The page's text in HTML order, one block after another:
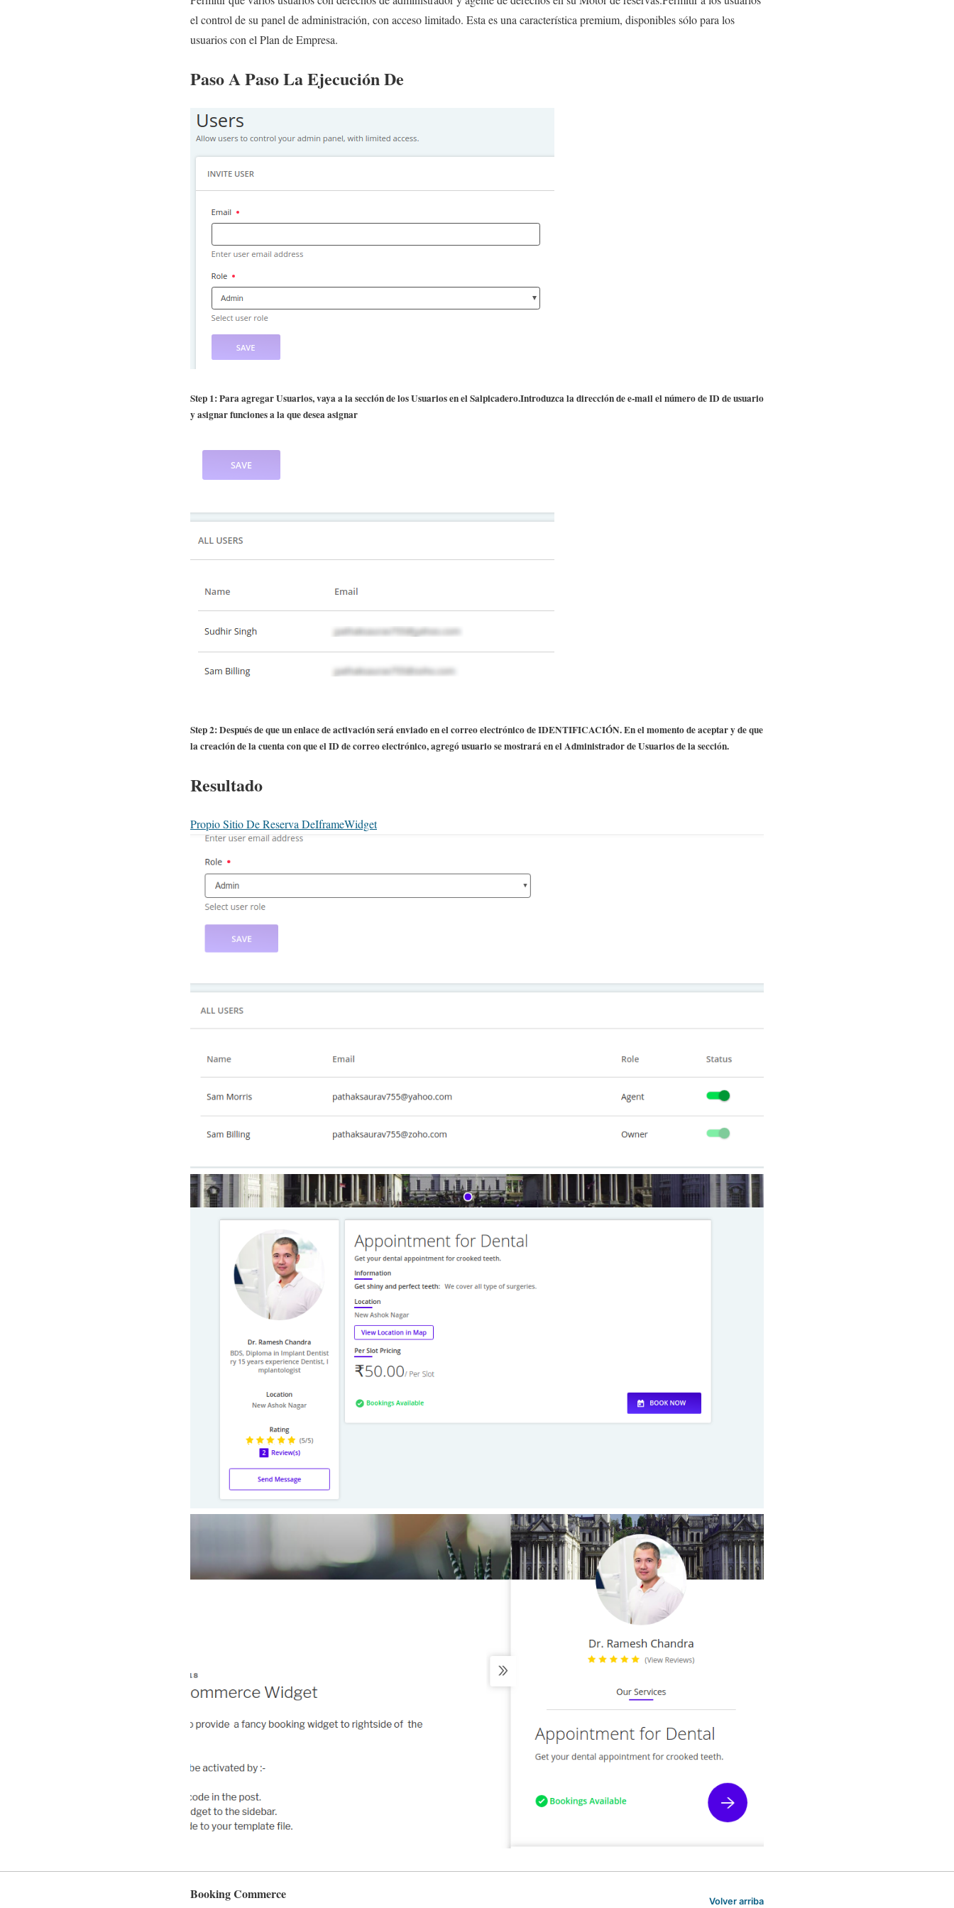
el control de su panel de administración, con acceso limitado. Esta es una característica premium, disponibles sólo para los
usuarios con el Plan de Empresa.
Paso A Paso La Ejecución De
Step 1: Para agregar Usuarios, vaya a la sección de los Usuarios en el Salpicadero.Introduzca la dirección de e-mail el número de ID de usuario
y asignar funciones a la que desea asignar
Step 2: Después de que un enlace de activación será enviado en el correo electrónico de IDENTIFICACIÓN. En el momento de aceptar y de que
la creación de la cuenta con que el ID de correo electrónico, agregó usuario se mostrará en el Administrador de Usuarios de la sección.
Resultado
Propio Sitio De Reserva DeIframeWidget
Booking Commerce Volver arriba